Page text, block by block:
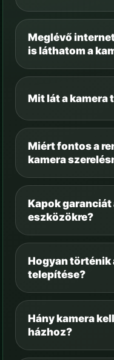
Meglévő
is láthatom a
Mit lát a kamera
Miért fontos a
kamera
Kapok garanciát
eszközökre?
Hogyan történik
telepítése?
Hány kamera
házhoz?